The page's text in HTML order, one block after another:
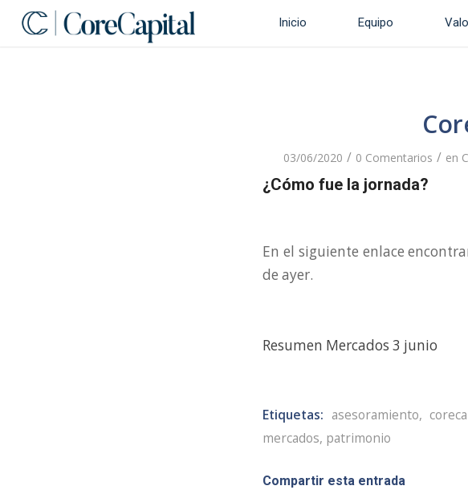
Inicio Equipo
03/06/2020 / 0 Comentarios / en
¿Cómo fue la jornada?
En el siguiente enlace
de ayer.
Resumen Mercados 3 junio
Etiquetas: asesoramiento,
mercados, patrimonio
Compartir esta entrada